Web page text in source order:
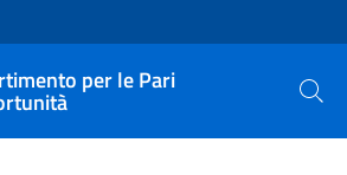
per le Pari
Cerca